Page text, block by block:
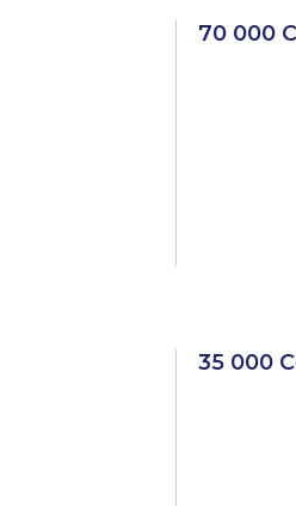
70 000
35 000